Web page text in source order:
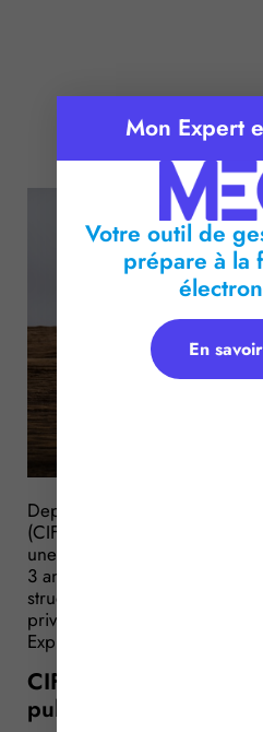
Publié le :
Temps de
Depuis le 1er janvier 2025,
(CIFAM), égal à 50 % des
une entreprise pour l’accueil
3 ans de ses salariés,
structures publiques, en plus
privés, conformément à la
Explications…
CIFAM : valable pour
publics » assurant
Mon Expert
Votre outil de
prépare à la
En